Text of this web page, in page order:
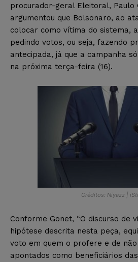
procurador-geral Eleitoral, Paulo
argumentou que Bolsonaro, ao
colocar como vítima do sistema,
pedindo votos, ou seja, fazendo
antecipada, já que a campanha
na próxima terça-feira (16).
Créditos: Niyazz |
Conforme Gonet, “O discurso de
hipótese descrita nesta peça,
voto em quem o profere e de
apontados como beneficiários